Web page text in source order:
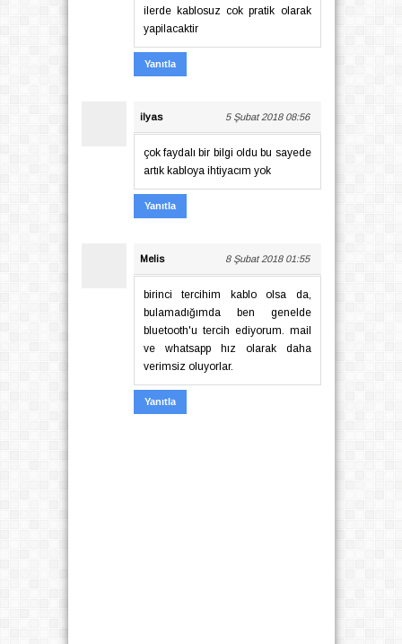
ilerde kablosuz cok pratik olarak
yapilacaktir
Yanıtla
ilyas 5 Şubat 2018 08:56
çok faydalı bir bilgi oldu bu sayede
artık kabloya ihtiyacım yok
Yanıtla
Melis 8 Şubat 2018 01:55
birinci tercihim kablo olsa da,
bulamadığımda ben genelde
bluetooth'u tercih ediyorum. mail
ve whatsapp hız olarak daha
verimsiz oluyorlar.
Yanıtla